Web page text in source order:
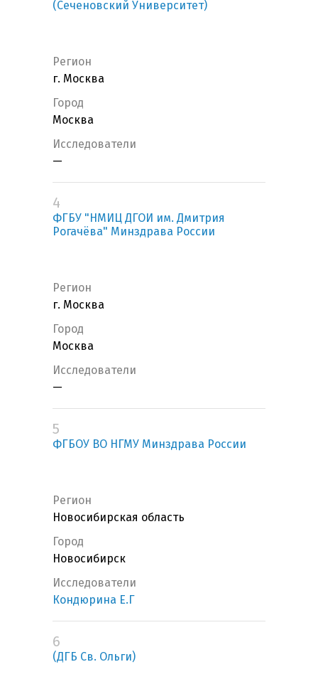
(Сеченовский Университет)
Регион
г. Москва
Город
Москва
Исследователи
—
4
ФГБУ "НМИЦ ДГОИ им. Дмитрия
Рогачёва" Минздрава России
Регион
г. Москва
Город
Москва
Исследователи
—
5
ФГБОУ ВО НГМУ Минздрава России
Регион
Новосибирская область
Город
Новосибирск
Исследователи
Кондюрина Е.Г
6
(ДГБ Св. Ольги)